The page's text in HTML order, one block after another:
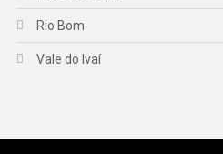
Rio Bom
Vale do Ivaí